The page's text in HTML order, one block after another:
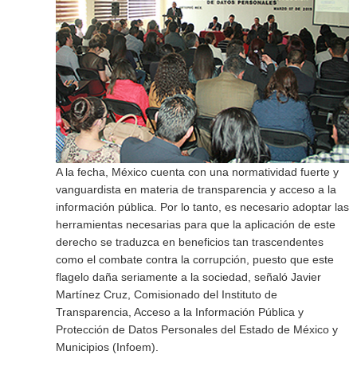
A la fecha, México cuenta con una normatividad fuerte y
vanguardista en materia de transparencia y acceso a la
información pública. Por lo tanto, es necesario adoptar las
herramientas necesarias para que la aplicación de este
derecho se traduzca en beneficios tan trascendentes
como el combate contra la corrupción, puesto que este
flagelo daña seriamente a la sociedad, señaló Javier
Martínez Cruz, Comisionado del Instituto de
Transparencia, Acceso a la Información Pública y
Protección de Datos Personales del Estado de México y
Municipios (Infoem).